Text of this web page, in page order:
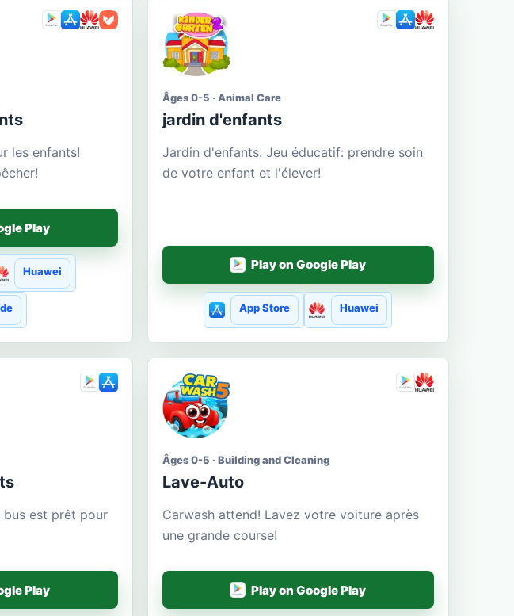
les enfants!
Play
Huawei
Âges 0-5 · Animal Care
jardin d'enfants
Jardin d'enfants. Jeu éducatif: prendre soin
de votre enfant et l'élever!
Play on Google Play
App Store Huawei
bus est prêt pour
Play
Âges 0-5 · Building and Cleaning
Lave-Auto
Carwash attend! Lavez votre voiture après
une grande course!
Play on Google Play